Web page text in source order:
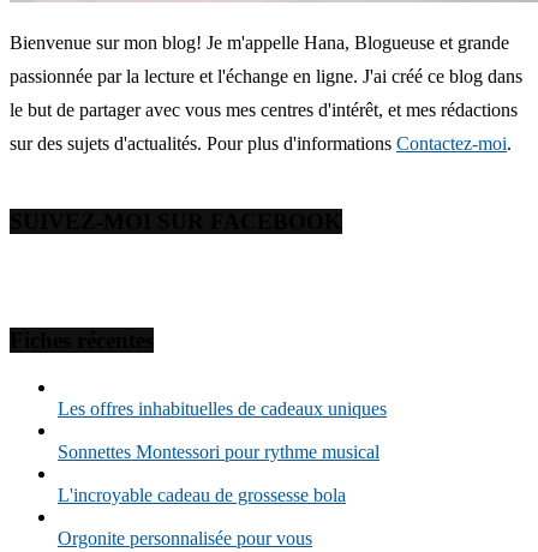
Bienvenue sur mon blog! Je m'appelle Hana, Blogueuse et grande
passionnée par la lecture et l'échange en ligne. J'ai créé ce blog dans
le but de partager avec vous mes centres d'intérêt, et mes rédactions
sur des sujets d'actualités. Pour plus d'informations Contactez-moi.
Les offres inhabituelles de cadeaux uniques
Sonnettes Montessori pour rythme musical
L'incroyable cadeau de grossesse bola
Orgonite personnalisée pour vous